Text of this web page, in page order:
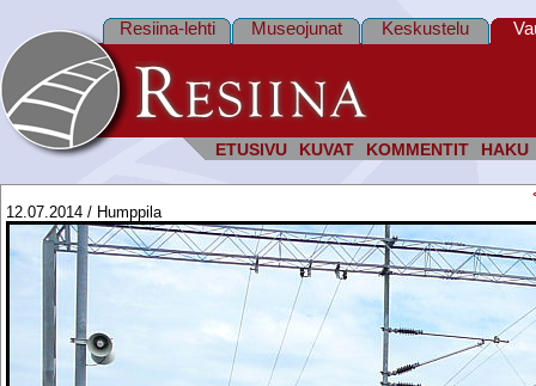
ETUSIVU KUVAT KOMMENTIT HAKU
Resiina-lehti Museojunat Keskustelu
12.07.2014 / Humppila